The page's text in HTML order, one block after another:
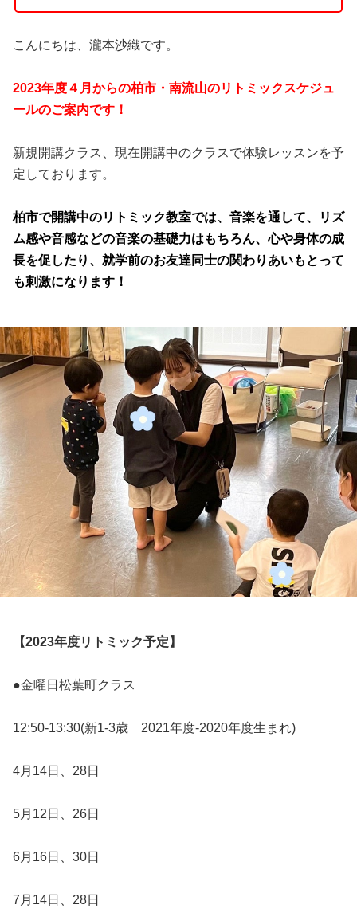
こんにちは、瀧本沙織です。
2023年度４月からの柏市・南流山のリトミックスケジュ
ールのご案内です！
新規開講クラス、現在開講中のクラスで体験レッスンを予
定しております。
柏市で開講中のリトミック教室では、音楽を通して、リズ
ム感や音感などの音楽の基礎力はもちろん、心や身体の成
長を促したり、就学前のお友達同士の関わりあいもとって
も刺激になります！
【2023年度リトミック予定】
●金曜日松葉町クラス
12:50-13:30(新1-3歳 2021年度‐2020年度生まれ)
4月14日、28日
5月12日、26日
6月16日、30日
7月14日、28日